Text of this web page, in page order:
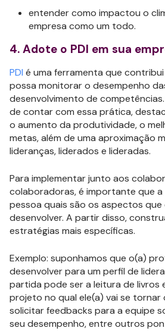
entender como impactou o
empresa como um todo.
4. Adote o PDI em sua
PDI é uma ferramenta que
possa monitorar o desempenho
desenvolvimento de
de contar com essa prática,
o aumento da produtividade, o
metas, além de uma aproximação
lideranças, liderados e lideradas.
Para implementar junto aos
colaboradoras, é importante que
pessoa quais são os aspectos
desenvolver. A partir disso,
estratégias mais específicas.
Exemplo: suponhamos que o(a)
desenvolver para um perfil de
partida pode ser a leitura de livros
projeto no qual ele(a) vai se tornar
solicitar feedbacks para a equipe
seu desempenho, entre outros